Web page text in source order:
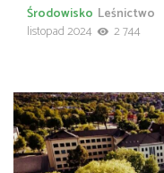
Leśnictwo
Środowisko
listopad 2024
2 744